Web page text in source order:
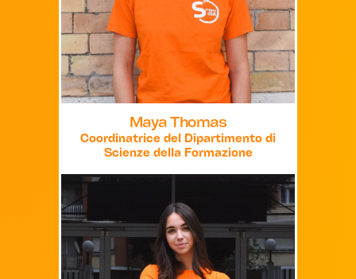
Maya Thomas
Coordinatrice del Dipartimento di
Scienze della Formazione